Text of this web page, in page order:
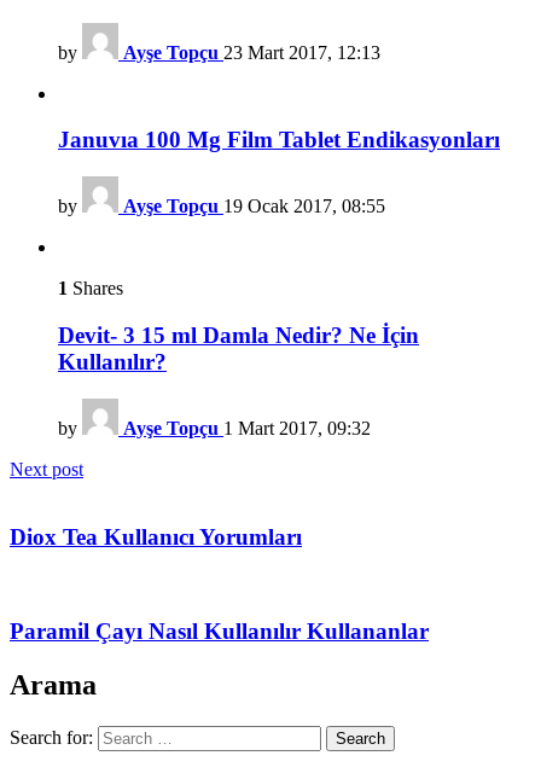
by Ayşe Topçu 23 Mart 2017, 12:13
Januvıa 100 Mg Film Tablet Endikasyonları
by Ayşe Topçu 19 Ocak 2017, 08:55
1 Shares
Devit- 3 15 ml Damla Nedir? Ne İçin
Kullanılır?
by Ayşe Topçu 1 Mart 2017, 09:32
Next post
Diox Tea Kullanıcı Yorumları
Paramil Çayı Nasıl Kullanılır Kullananlar
Arama
Search for: Search